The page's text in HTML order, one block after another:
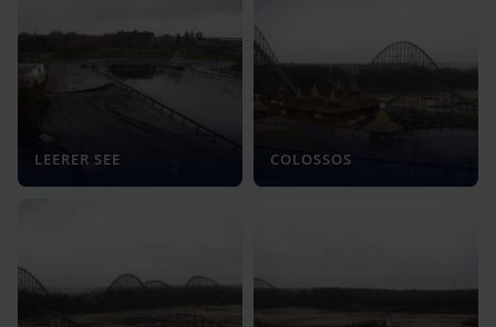
LEERER SEE COLOSSOS